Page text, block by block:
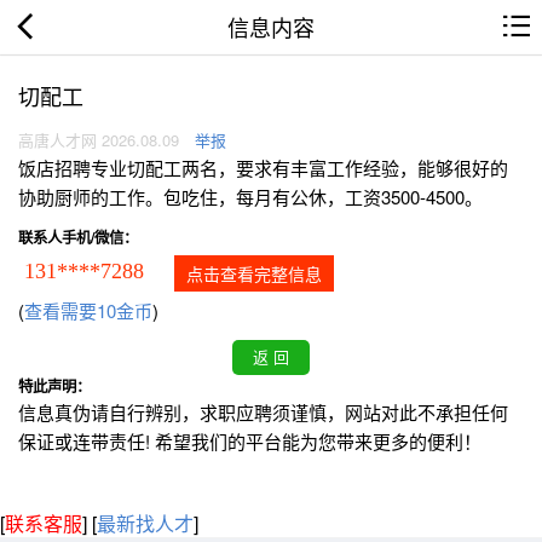
信息内容
切配工
高唐人才网 2026.08.09 举报
饭店招聘专业切配工两名，要求有丰富工作经验，能够很好的
协助厨师的工作。包吃住，每月有公休，工资3500-4500。
联系人手机/微信：
131****7288 点击查看完整信息
(查看需要10金币)
特此声明：
信息真伪请自行辨别，求职应聘须谨慎，网站对此不承担任何
保证或连带责任! 希望我们的平台能为您带来更多的便利！
[联系客服] [最新找人才]